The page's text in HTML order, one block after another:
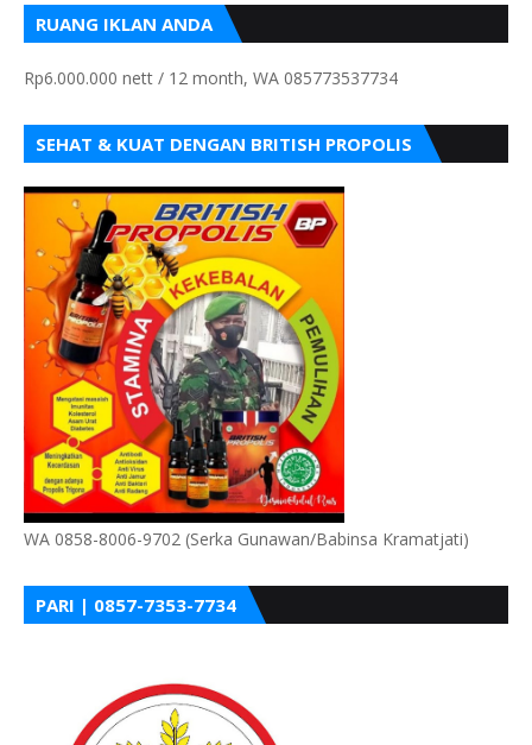
RUANG IKLAN ANDA
Rp6.000.000 nett / 12 month, WA 085773537734
SEHAT & KUAT DENGAN BRITISH PROPOLIS
WA 0858-8006-9702 (Serka Gunawan/Babinsa Kramatjati)
PARI | 0857-7353-7734